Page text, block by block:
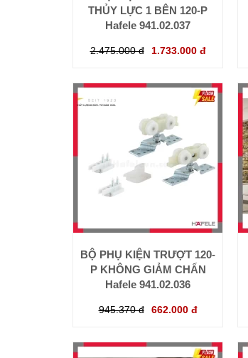
THỦY LỰC 1 BÊN 120-P
Hafele 941.02.037
2.475.000 đ 1.733.000 đ
BỘ PHỤ KIỆN TRƯỢT 120-
P KHÔNG GIẢM CHẤN
Hafele 941.02.036
945.370 đ 662.000 đ